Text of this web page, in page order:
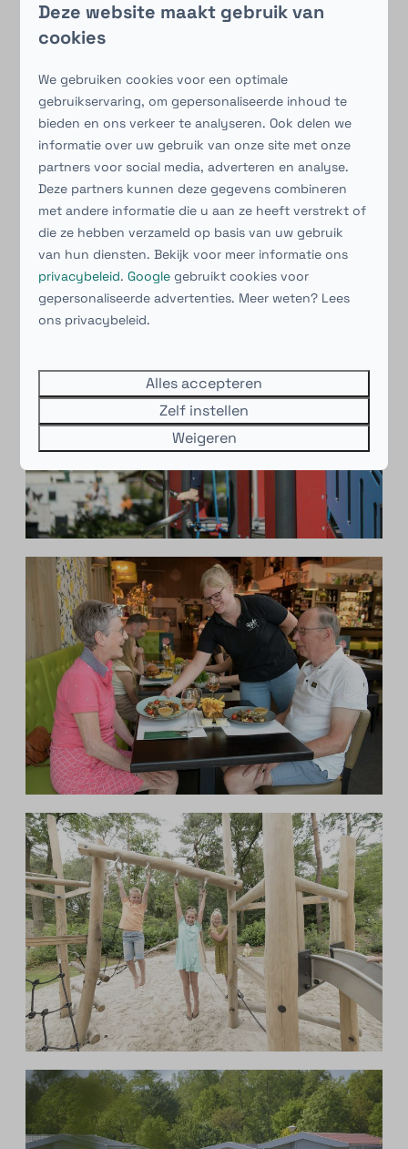
Deze website maakt gebruik van
cookies
We gebruiken cookies voor een optimale
gebruikservaring, om gepersonaliseerde inhoud te
bieden en ons verkeer te analyseren. Ook delen we
informatie over uw gebruik van onze site met onze
partners voor social media, adverteren en analyse.
Deze partners kunnen deze gegevens combineren
met andere informatie die u aan ze heeft verstrekt of
die ze hebben verzameld op basis van uw gebruik
van hun diensten. Bekijk voor meer informatie ons
privacybeleid.Google gebruikt cookies voor
gepersonaliseerde advertenties. Meer weten? Lees
ons privacybeleid.
Alles accepteren
Zelf instellen
Weigeren